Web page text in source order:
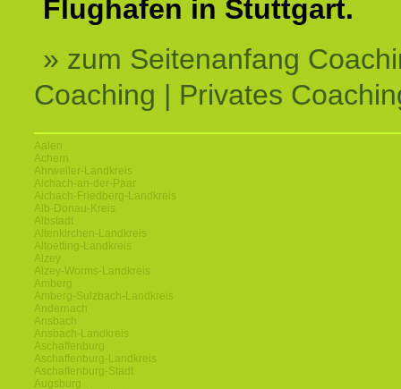
Flughafen in Stuttgart.
» zum Seitenanfang
Coaching | Privates
Aalen
Achern
Ahrweiler-Landkreis
Aichach-an-der-Paar
Aichach-Friedberg-Landkreis
Alb-Donau-Kreis
Albstadt
Altenkirchen-Landkreis
Altoetting-Landkreis
Alzey
Alzey-Worms-Landkreis
Amberg
Amberg-Sulzbach-Landkreis
Andernach
Ansbach
Ansbach-Landkreis
Aschaffenburg
Aschaffenburg-Landkreis
Aschaffenburg-Stadt
Augsburg